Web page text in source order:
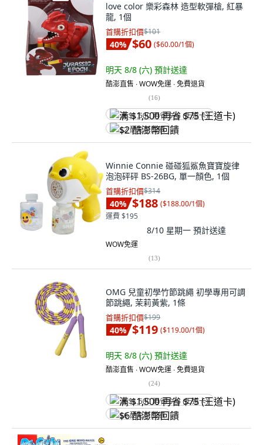
love color 樂彩森林 造型軟彈槍, 紅暴
龍, 1個
首購折扣價$101
40% $60 ($60.00/1個)
明天 8/8 (六) 預計送達
酷澎直售 ∙ WOW免運 ∙ 免費退貨
(16)
满 $1,500 再省 $75 (王道卡)
$2 酷澎幣回饋
Winnie Connie 碰碰狐鯊魚寶寶旋律
泡泡砰砰 BS-26BG, 單一顏色, 1個
首購折扣價$314
40% $188 ($188.00/1個)
運費 $195
8/10 星期一 預計送達
WOW免運
(13)
OMG 兒童初學竹節跳繩 初學專用可調
節跳繩, 茉莉黃紫, 1條
首購折扣價$199
40% $119 ($119.00/1個)
明天 8/8 (六) 預計送達
酷澎直售 ∙ WOW免運 ∙ 免費退貨
(24)
满 $1,500 再省 $75 (王道卡)
$6 酷澎幣回饋